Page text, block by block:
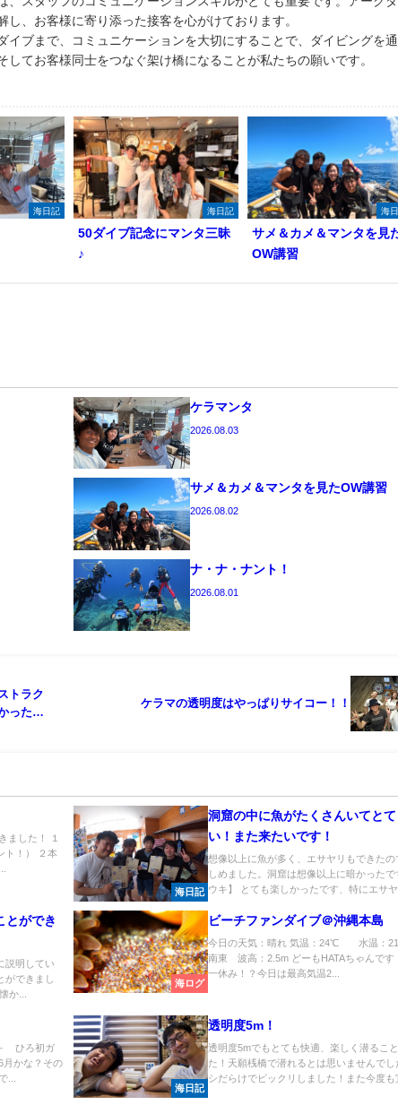
し、お客様に寄り添った接客を心がけております。
イブまで、コミュニケーションを大切にすることで、ダイビングを
してお客様同士をつなぐ架け橋になることが私たちの願いです。
海日記 海日記
50ダイブ記念にマンタ三昧
♪
海
サメ＆カメ＆マンタを見
OW講習
ケラマンタ
2026.08.03
サメ＆カメ＆マンタを見たOW講習
2026.08.02
ナ・ナ・ナント！
2026.08.01
トラク
ったで
ケラマの透明度はやっぱりサイコー！！
ました！ １
！） ２本
海日記
洞窟の中に魚がたくさんいてと
い！また来たいです！
想像以上に魚が多く、エサヤリもできたの
しめました。洞窟は想像以上に暗かった
ウキ】 とても楽しかったです、特にエサヤ
とができ
説明してい
ができまし
か...
海ログ
ビーチファンダイブ＠沖縄本島
今日の天気：晴れ 気温：24℃ 水温：
南東 波高：2.5m どーもHATAちゃんです
一休み！？今日は最高気温2...
ひろ初ガ
月かな？その
...
海日記
透明度5m！
透明度5mでもとても快適、楽しく潜るこ
た！天願桟橋で潜れるとは思いませんでし
シだらけでビックリしました！また今度も